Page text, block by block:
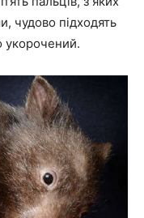
чудово підходять
укорочений.